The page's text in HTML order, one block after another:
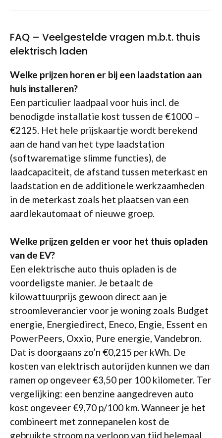
FAQ – Veelgestelde vragen m.b.t. thuis
elektrisch laden
Welke prijzen horen er bij een laadstation aan
huis installeren?
Een particulier laadpaal voor huis incl. de
benodigde installatie kost tussen de €1000 –
€2125. Het hele prijskaartje wordt berekend
aan de hand van het type laadstation
(softwarematige slimme functies), de
laadcapaciteit, de afstand tussen meterkast en
laadstation en de additionele werkzaamheden
in de meterkast zoals het plaatsen van een
aardlekautomaat of nieuwe groep.
Welke prijzen gelden er voor het thuis opladen
van de EV?
Een elektrische auto thuis opladen is de
voordeligste manier. Je betaalt de
kilowattuurprijs gewoon direct aan je
stroomleverancier voor je woning zoals Budget
energie, Energiedirect, Eneco, Engie, Essent en
PowerPeers, Oxxio, Pure energie, Vandebron.
Dat is doorgaans zo’n €0,215 per kWh. De
kosten van elektrisch autorijden kunnen we dan
ramen op ongeveer €3,50 per 100 kilometer. Ter
vergelijking: een benzine aangedreven auto
kost ongeveer €9,70 p/100 km. Wanneer je het
combineert met zonnepanelen kost de
gebruikte stroom na verloop van tijd helemaal